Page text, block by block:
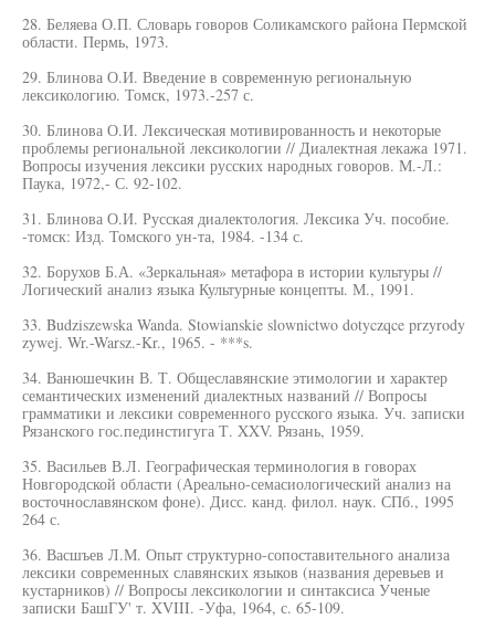
28. Беляева О.П. Словарь говоров Соликамского района Пермской
области. Пермь, 1973.
29. Блинова О.И. Введение в современную региональную
лексикологию. Томск, 1973.-257 с.
30. Блинова О.И. Лексическая мотивированность и некоторые
проблемы региональной лексикологии // Диалектная лекажа 1971.
Вопросы изучения лексики русских народных говоров. М.-Л.:
Паука, 1972,- С. 92-102.
31. Блинова О.И. Русская диалектология. Лексика Уч. пособие.
-томск: Изд. Томского ун-та, 1984. -134 с.
32. Борухов Б.А. «Зеркальная» метафора в истории культуры //
Логический анализ языка Культурные концепты. М., 1991.
33. Budziszewska Wanda. Stowianskie slownictwo dotyczqce przyrody
zywej. Wr.-Warsz.-Kr., 1965. - ***s.
34. Ванюшечкин В. Т. Общеславянские этимологии и характер
семантических изменений диалектных названий // Вопросы
грамматики и лексики современного русского языка. Уч. записки
Рязанского гос.пединстигуга Т. XXV. Рязань, 1959.
35. Васильев В.Л. Географическая терминология в говорах
Новгородской области (Ареально-семасиологический анализ на
восточнославянском фоне). Дисс. канд. филол. наук. СПб., 1995
264 с.
36. Васшъев Л.М. Опыт структурно-сопоставительного анализа
лексики современных славянских языков (названия деревьев и
кустарников) // Вопросы лексикологии и синтаксиса Ученые
записки БашГУ' т. XVIII. -Уфа, 1964, с. 65-109.